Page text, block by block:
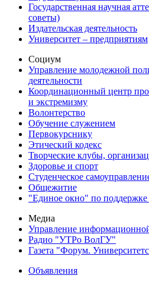
Государственная научная
советы)
Издательская деятельность
Университет – предприятиям
Социум
Управление молодежной
деятельности
Координационный центр
и экстремизму
Волонтерство
Обучение служением
Первокурснику
Этический кодекс
Творческие клубы,
Здоровье и спорт
Студенческое
Общежитие
"Единое окно" по
Медиа
Управление
Радио "УТРо ВолГУ"
Газета "Форум.
Объявления